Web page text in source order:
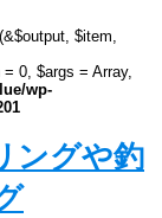
$item,
0, $args = Array,
wp-
ングや釣